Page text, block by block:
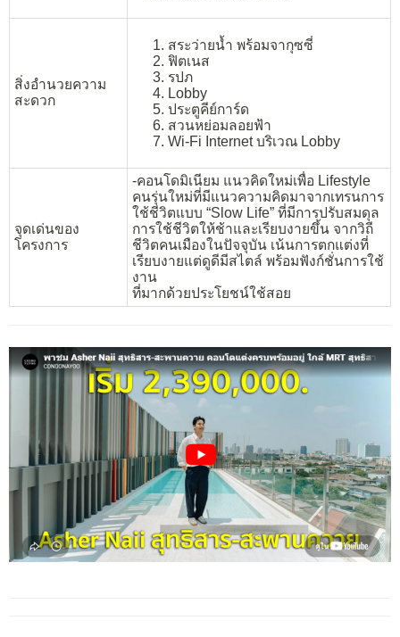
สิ่งอำนวยความ
สะดวก
สระว่ายน้ำ พร้อมจากุซซี่
ฟิตเนส
รปภ
Lobby
ประตูคีย์การ์ด
สวนหย่อมลอยฟ้า
Wi-Fi Internet บริเวณ Lobby
จุดเด่นของ
โครงการ
-คอนโดมิเนียม แนวคิดใหม่เพื่อ Lifestyle
คนรุ่นใหม่ที่มีแนวความคิดมาจากเทรนการ
ใช้ชีวิตแบบ “Slow Life” ที่มีการปรับสมดุล
การใช้ชีวิตให้ช้าและเรียบงายขึ้น จากวิถี
ชีวิตคนเมืองในปัจจุบัน เน้นการตกแต่งที่
เรียบงายแต่ดูดีมีสไตล์ พร้อมฟังก์ชั่นการใช้
งาน
ที่มากด้วยประโยชน์ใช้สอย